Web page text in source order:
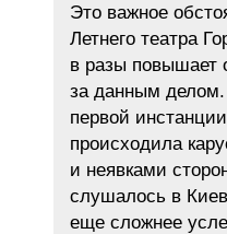
Это важное
Летнего театра
в разы повышает
за данным
первой
происходила
и неявками
слушалось в
еще сложнее